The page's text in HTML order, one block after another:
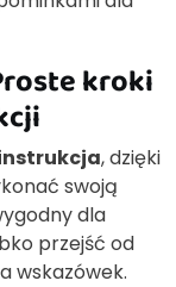
kroki
, dzięki
swoją
dla
przejść od
wskazówek.